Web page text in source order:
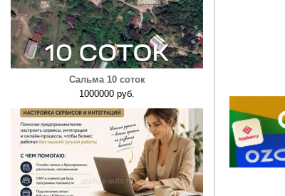
Сальма 10 соток
1000000 руб.